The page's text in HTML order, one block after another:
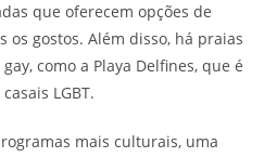
que oferecem opções de
gostos. Além disso, há praias
como a Playa Delfines, que é
LGBT.
mais culturais, uma